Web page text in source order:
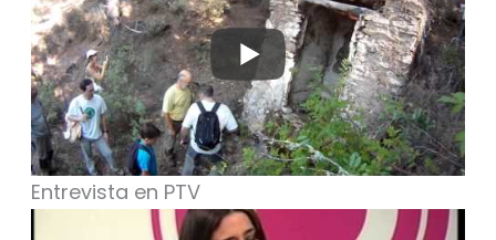
Entrevista en PTV